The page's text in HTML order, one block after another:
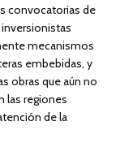
convocatorias de
mecanismos
embebidas, y
obras que aún no
las regiones
de la